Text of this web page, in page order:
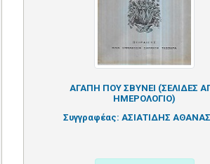
ΑΓΑΠΗ ΠΟΥ ΣΒΥΝΕΙ (ΣΕΛΙΔΕΣ
ΗΜΕΡΟΛΟΓΙΟ)
Συγγραφέας: ΑΣΙΑΤΙΔΗΣ